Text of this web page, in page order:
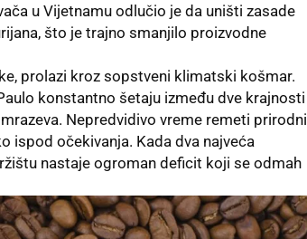
u Vijetnamu odlučio je da uništi zasade
što je trajno smanjilo proizvodne
prolazi kroz sopstveni klimatski košmar.
konstantno šetaju između dve krajnosti
Nepredvidivo vreme remeti prirodni
ispod očekivanja. Kada dva najveća
nastaje ogroman deficit koji se odmah